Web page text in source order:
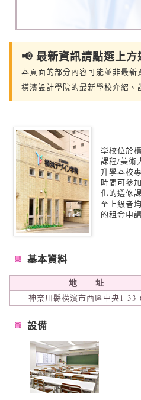
📢 最新資訊請點選上方
本頁面的部分內容可能並非最新
橫濱設計學院的最新學校介紹、
學校位於
課程/美術
升學本校
時間可參
化的選修
至上級者
的租金申
基本資料
地 址
神奈川縣橫濱市西區中央1-33-
設備